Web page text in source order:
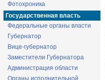
Фотохроника
Государственная власть
Федеральные органы власти
Губернатор
Вице-губернатор
Заместители Губернатора
Администрация области
Органы исполнительной